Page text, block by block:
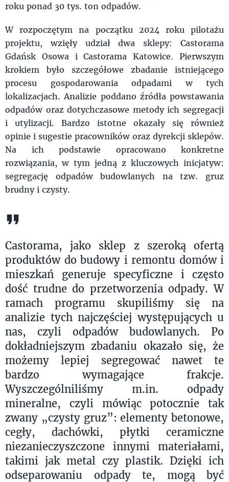
roku ponad 30 tys. ton odpadów.
W rozpoczętym na początku 2024 roku pilotażu
projektu, wzięły udział dwa sklepy: Castorama
Gdańsk Osowa i Castorama Katowice. Pierwszym
krokiem było szczegółowe zbadanie istniejącego
procesu gospodarowania odpadami w tych
lokalizacjach. Analizie poddano źródła powstawania
odpadów oraz dotychczasowe metody ich segregacji
i utylizacji. Bardzo istotne okazały się również
opinie i sugestie pracowników oraz dyrekcji sklepów.
Na ich podstawie opracowano konkretne
rozwiązania, w tym jedną z kluczowych inicjatyw:
segregację odpadów budowlanych na tzw. gruz
brudny i czysty.
Castorama, jako sklep z szeroką ofertą
produktów do budowy i remontu domów i
mieszkań generuje specyficzne i często
dość trudne do przetworzenia odpady. W
ramach programu skupiliśmy się na
analizie tych najczęściej występujących u
nas, czyli odpadów budowlanych. Po
dokładniejszym zbadaniu okazało się, że
możemy lepiej segregować nawet te
bardzo wymagające frakcje.
Wyszczególniliśmy m.in. odpady
mineralne, czyli mówiąc potocznie tak
zwany „czysty gruz”: elementy betonowe,
cegły, dachówki, płytki ceramiczne
niezanieczyszczone innymi materiałami,
takimi jak metal czy plastik. Dzięki ich
odseparowaniu odpady te, mogą być